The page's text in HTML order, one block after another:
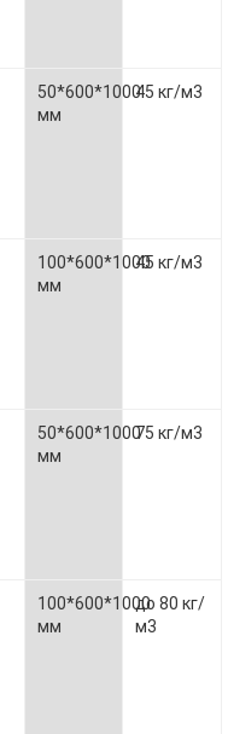
50*600*1000
мм
45 кг/м3
100*600*1000
мм
45 кг/м3
50*600*1000
мм
75 кг/м3
100*600*1000
мм
до 80 кг/
м3